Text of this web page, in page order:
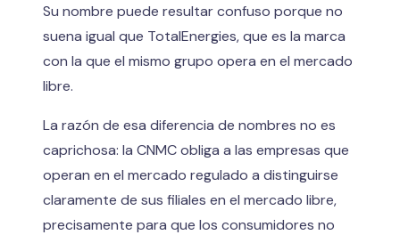
Su nombre puede resultar confuso porque no
suena igual que TotalEnergies, que es la marca
con la que el mismo grupo opera en el mercado
libre.
La razón de esa diferencia de nombres no es
caprichosa: la CNMC obliga a las empresas que
operan en el mercado regulado a distinguirse
claramente de sus filiales en el mercado libre,
precisamente para que los consumidores no